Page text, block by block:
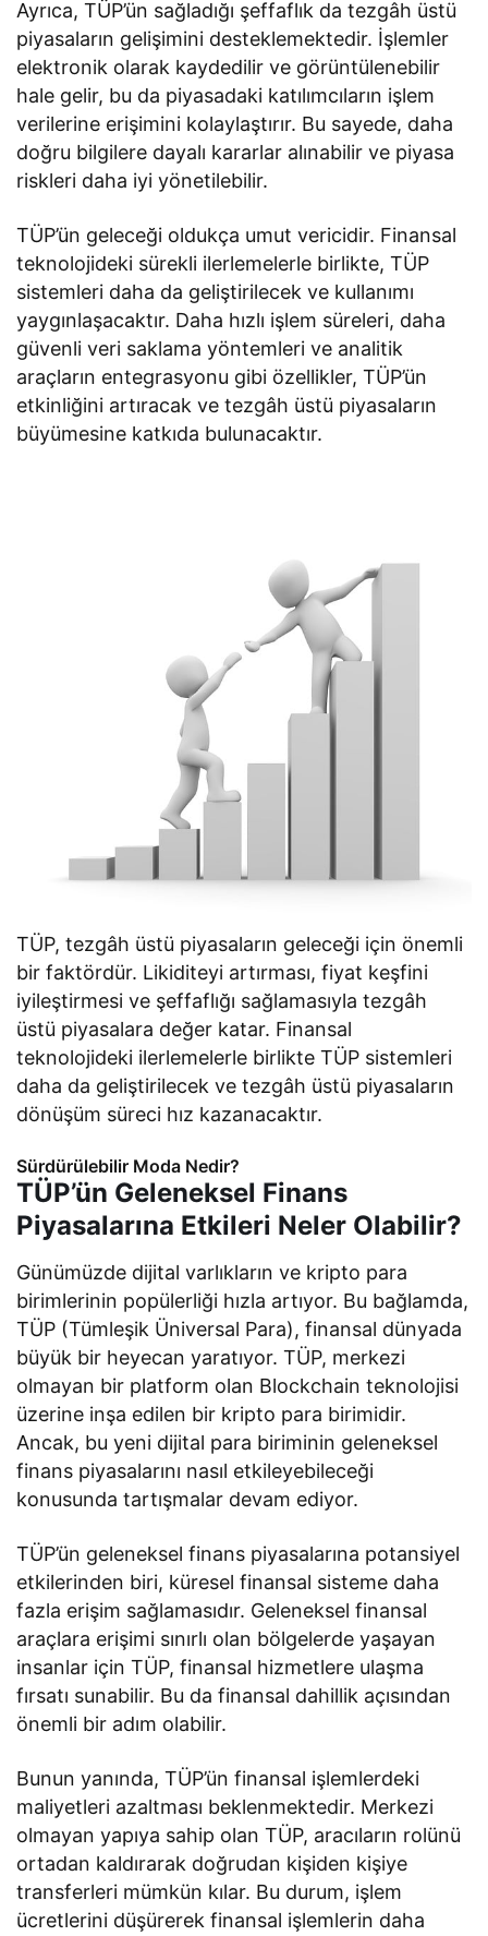
Ayrıca, TÜP’ün sağladığı şeffaflık da tezgâh üstü
piyasaların gelişimini desteklemektedir. İşlemler
elektronik olarak kaydedilir ve görüntülenebilir
hale gelir, bu da piyasadaki katılımcıların işlem
verilerine erişimini kolaylaştırır. Bu sayede, daha
doğru bilgilere dayalı kararlar alınabilir ve piyasa
riskleri daha iyi yönetilebilir.
TÜP’ün geleceği oldukça umut vericidir. Finansal
teknolojideki sürekli ilerlemelerle birlikte, TÜP
sistemleri daha da geliştirilecek ve kullanımı
yaygınlaşacaktır. Daha hızlı işlem süreleri, daha
güvenli veri saklama yöntemleri ve analitik
araçların entegrasyonu gibi özellikler, TÜP’ün
etkinliğini artıracak ve tezgâh üstü piyasaların
büyümesine katkıda bulunacaktır.
TÜP, tezgâh üstü piyasaların geleceği için önemli
bir faktördür. Likiditeyi artırması, fiyat keşfini
iyileştirmesi ve şeffaflığı sağlamasıyla tezgâh
üstü piyasalara değer katar. Finansal
teknolojideki ilerlemelerle birlikte TÜP sistemleri
daha da geliştirilecek ve tezgâh üstü piyasaların
dönüşüm süreci hız kazanacaktır.
Sürdürülebilir Moda Nedir?
TÜP’ün Geleneksel Finans
Piyasalarına Etkileri Neler Olabilir?
Günümüzde dijital varlıkların ve kripto para
birimlerinin popülerliği hızla artıyor. Bu bağlamda,
TÜP (Tümleşik Üniversal Para), finansal dünyada
büyük bir heyecan yaratıyor. TÜP, merkezi
olmayan bir platform olan Blockchain teknolojisi
üzerine inşa edilen bir kripto para birimidir.
Ancak, bu yeni dijital para biriminin geleneksel
finans piyasalarını nasıl etkileyebileceği
konusunda tartışmalar devam ediyor.
TÜP’ün geleneksel finans piyasalarına potansiyel
etkilerinden biri, küresel finansal sisteme daha
fazla erişim sağlamasıdır. Geleneksel finansal
araçlara erişimi sınırlı olan bölgelerde yaşayan
insanlar için TÜP, finansal hizmetlere ulaşma
fırsatı sunabilir. Bu da finansal dahillik açısından
önemli bir adım olabilir.
Bunun yanında, TÜP’ün finansal işlemlerdeki
maliyetleri azaltması beklenmektedir. Merkezi
olmayan yapıya sahip olan TÜP, aracıların rolünü
ortadan kaldırarak doğrudan kişiden kişiye
transferleri mümkün kılar. Bu durum, işlem
ücretlerini düşürerek finansal işlemlerin daha